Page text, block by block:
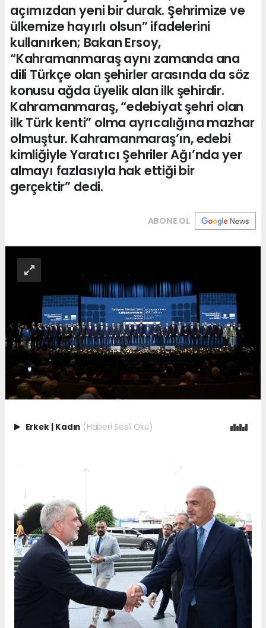
açımızdan yeni bir durak. Şehrimize ve
ülkemize hayırlı olsun” ifadelerini
kullanırken; Bakan Ersoy,
“Kahramanmaraş aynı zamanda ana
dili Türkçe olan şehirler arasında da söz
konusu ağda üyelik alan ilk şehirdir.
Kahramanmaraş, “edebiyat şehri olan
ilk Türk kenti” olma ayrıcalığına mazhar
olmuştur. Kahramanmaraş’ın, edebi
kimliğiyle Yaratıcı Şehriler Ağı’nda yer
almayı fazlasıyla hak ettiği bir
gerçektir” dedi.
ABONE OL
Erkek Kadın (Haberi Sesli Oku)